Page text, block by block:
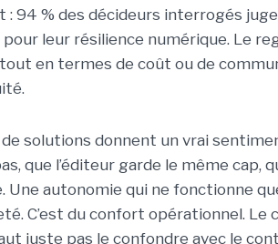
: 94 % des décideurs interrogés
leur résilience numérique. Le
en termes de coût ou de
solutions donnent un vrai
que l’éditeur garde le même cap,
Une autonomie qui ne fonctionne
C’est du confort opérationnel. Le
juste pas le confondre avec le